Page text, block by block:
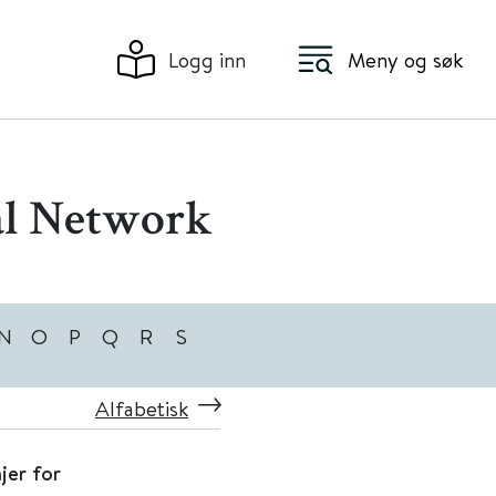
Logg inn Meny og søk
Network
O P Q R S
Alfabetisk
for